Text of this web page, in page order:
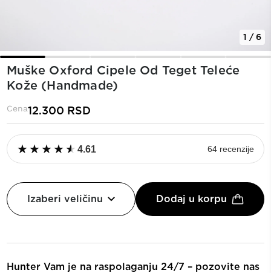
1 / 6
Muške Oxford Cipele Od Teget Teleće
Kože (Handmade)
Cena12.300 RSD
★
★★
★★
★★
★★
★ 4.61 64 recenzije
Izaberi veličinu Dodaj u korpu
Hunter Vam je na raspolaganju 24/7 – pozovite nas